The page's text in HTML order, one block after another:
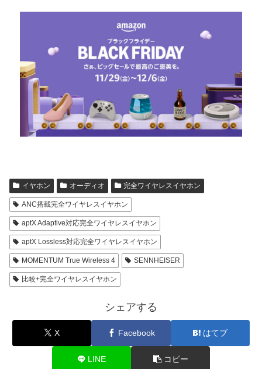
イヤホン オーディオ 完全ワイヤレスイヤホン
ANC搭載完全ワイヤレスイヤホン
aptX Adaptive対応完全ワイヤレスイヤホン
aptX Lossless対応完全ワイヤレスイヤホン
MOMENTUM True Wireless 4 SENNHEISER
比較+完全ワイヤレスイヤホン
シェアする
X Facebook はてブ
LINE コピー